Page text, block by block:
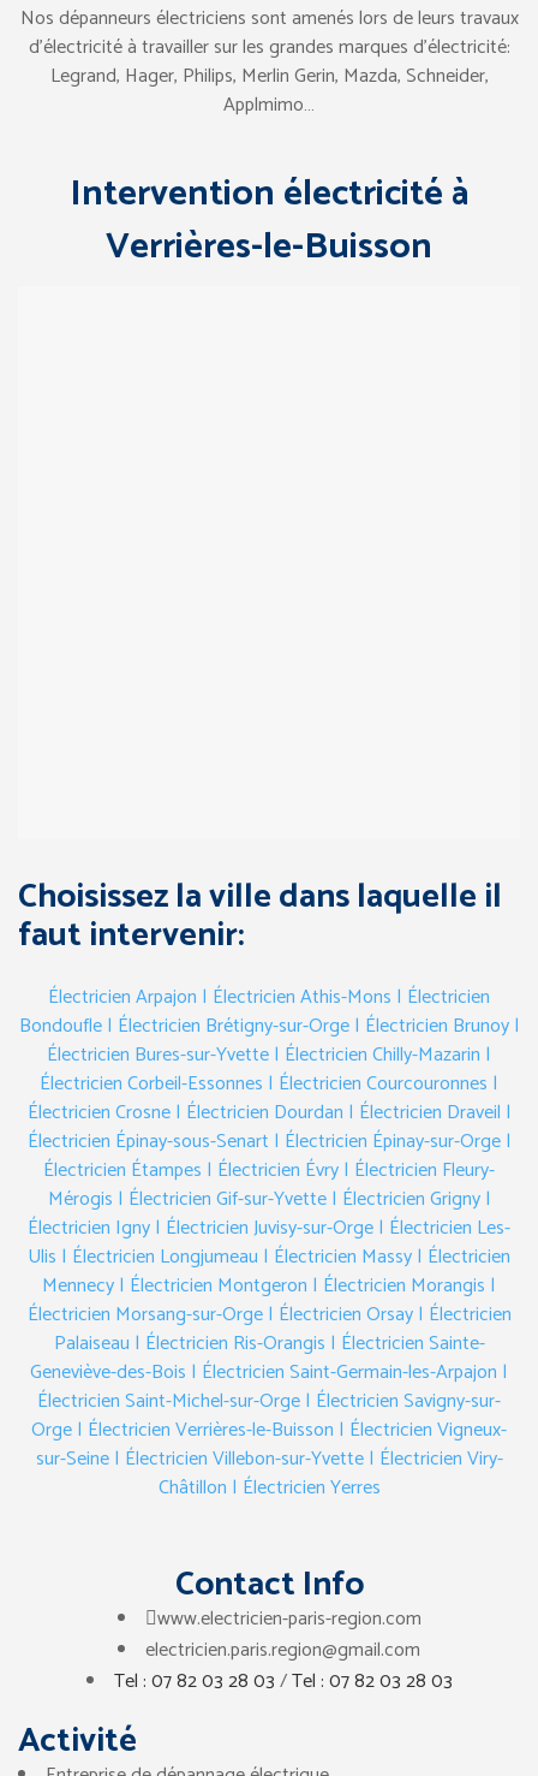
Nos dépanneurs électriciens sont amenés lors de leurs travaux
d’électricité à travailler sur les grandes marques d’électricité:
Legrand, Hager, Philips, Merlin Gerin, Mazda, Schneider,
Applmimo…
Intervention électricité à
Verrières-le-Buisson
Choisissez la ville dans laquelle il
faut intervenir:
Électricien Arpajon | Électricien Athis-Mons | Électricien
Bondoufle | Électricien Brétigny-sur-Orge | Électricien Brunoy |
Électricien Bures-sur-Yvette| Électricien Chilly-Mazarin |
Électricien Corbeil-Essonnes | Électricien Courcouronnes |
Électricien Crosne | Électricien Dourdan | Électricien Draveil |
Électricien Épinay-sous-Senart | Électricien Épinay-sur-Orge |
Électricien Étampes | Électricien Évry| Électricien Fleury-
Mérogis | Électricien Gif-sur-Yvette | Électricien Grigny |
Électricien Igny| Électricien Juvisy-sur-Orge| Électricien Les-
Ulis | Électricien Longjumeau | Électricien Massy| Électricien
Mennecy| Électricien Montgeron | Électricien Morangis |
Électricien Morsang-sur-Orge | Électricien Orsay | Électricien
Palaiseau | Électricien Ris-Orangis | Électricien Sainte-
Geneviève-des-Bois | Électricien Saint-Germain-les-Arpajon |
Électricien Saint-Michel-sur-Orge| Électricien Savigny-sur-
Orge| Électricien Verrières-le-Buisson | Électricien Vigneux-
sur-Seine | Électricien Villebon-sur-Yvette | Électricien Viry-
Châtillon | Électricien Yerres
Contact Info
www.electricien-paris-region.com
electricien.paris.region@gmail.com
Tel : 07 82 03 28 03/Tel : 07 82 03 28 03
Activité